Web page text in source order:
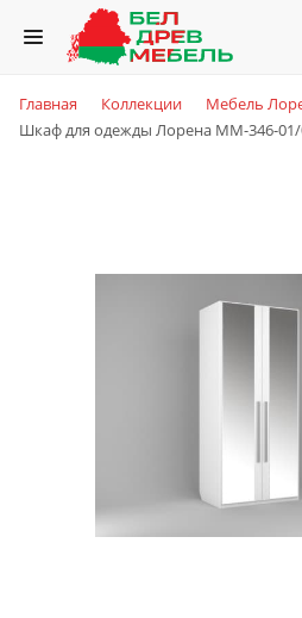
Главная Коллекции
Мебель
Шкаф для одежды Лорена ММ-346-